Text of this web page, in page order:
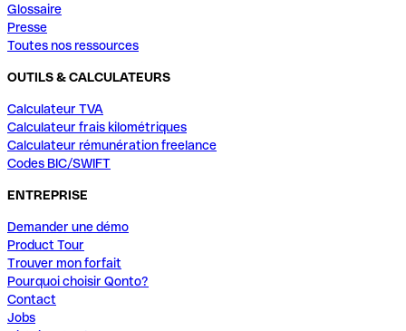
Glossaire
Presse
Toutes nos ressources
OUTILS & CALCULATEURS
Calculateur TVA
Calculateur frais kilométriques
Calculateur rémunération freelance
Codes BIC/SWIFT
ENTREPRISE
Demander une démo
Product Tour
Trouver mon forfait
Pourquoi choisir Qonto?
Contact
Jobs